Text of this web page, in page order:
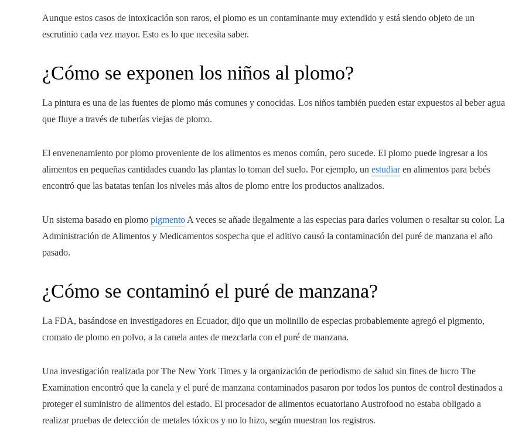
Aunque estos casos de intoxicación son raros, el plomo es un contaminante muy extendido y está siendo objeto de un
escrutinio cada vez mayor. Esto es lo que necesita saber.
¿Cómo se exponen los niños al plomo?
La pintura es una de las fuentes de plomo más comunes y conocidas. Los niños también pueden estar expuestos al beber agua
que fluye a través de tuberías viejas de plomo.
El envenenamiento por plomo proveniente de los alimentos es menos común, pero sucede. El plomo puede ingresar a los
alimentos en pequeñas cantidades cuando las plantas lo toman del suelo. Por ejemplo, un estudiaren alimentos para bebés
encontró que las batatas tenían los niveles más altos de plomo entre los productos analizados.
Un sistema basado en plomo pigmento A veces se añade ilegalmente a las especias para darles volumen o resaltar su color. La
Administración de Alimentos y Medicamentos sospecha que el aditivo causó la contaminación del puré de manzana el año
pasado.
¿Cómo se contaminó el puré de manzana?
La FDA, basándose en investigadores en Ecuador, dijo que un molinillo de especias probablemente agregó el pigmento,
cromato de plomo en polvo, a la canela antes de mezclarla con el puré de manzana.
Una investigación realizada por The New York Times y la organización de periodismo de salud sin fines de lucro The
Examination encontró que la canela y el puré de manzana contaminados pasaron por todos los puntos de control destinados a
proteger el suministro de alimentos del estado. El procesador de alimentos ecuatoriano Austrofood no estaba obligado a
realizar pruebas de detección de metales tóxicos y no lo hizo, según muestran los registros.